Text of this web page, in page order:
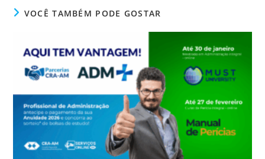
e
o
o
k
er e
n
s
p
p
e
g
er
ri
e
dl
y
VOCÊ TAMBÉM PODE GOSTAR